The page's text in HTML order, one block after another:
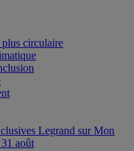
circulaire
Legrand sur Mon
août